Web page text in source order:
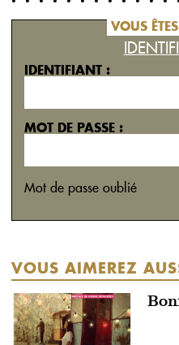
VOUS
IDENTIFIANT :
MOT DE PASSE :
Mot de passe oublié
VOUS AIMEREZ